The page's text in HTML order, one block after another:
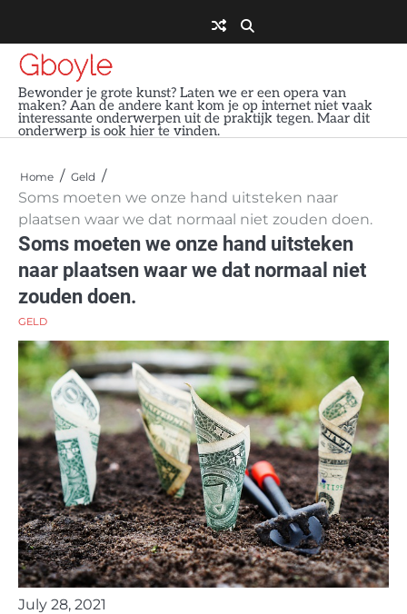
content
Gboyle
Bewonder je grote kunst? Laten we er een opera van
maken? Aan de andere kant kom je op internet niet vaak
interessante onderwerpen uit de praktijk tegen. Maar dit
onderwerp is ook hier te vinden.
Home Geld
Soms moeten we onze hand uitsteken naar
plaatsen waar we dat normaal niet zouden doen.
Soms moeten we onze hand uitsteken
naar plaatsen waar we dat normaal niet
zouden doen.
GELD
July 28, 2021